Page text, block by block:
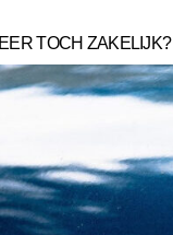
TOCH ZAKELIJK?